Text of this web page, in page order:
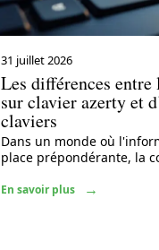
31 juillet 2026
Les différences entre
sur clavier azerty et
claviers
Dans un monde où
place prépondérante, la
En savoir plus